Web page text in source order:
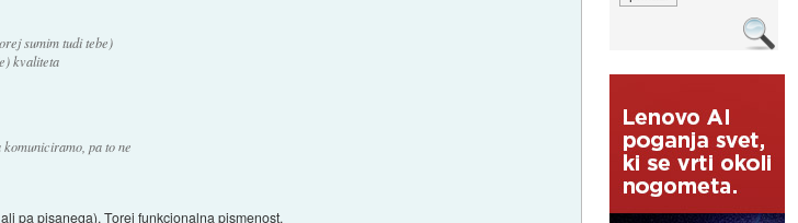
sumim tudi tebe)
kvaliteta
pa to ne
pa pisanega). Torej funkcionalna pismenost.